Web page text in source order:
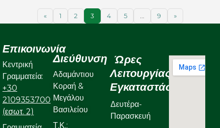
« 1 2 3 4 5 9 »
Επικοινωνία
Κεντρική
Γραμματεία:
+30
2109353700
(εσωτ. 2)
Διεύθυνση
Αδαμάντιου
Κοραή &
Μεγάλου
Βασιλείου
Τ.Κ.:
Ώρες
Λειτουργίας
Εγκαταστάσεων
Δευτέρα-
Παρασκευή